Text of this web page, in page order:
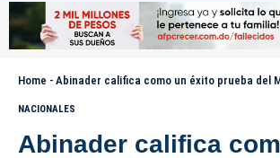
Home - Abinader califica como un éxito prueba del Metro en Los Alcarrizos;
NACIONALES
Abinader califica